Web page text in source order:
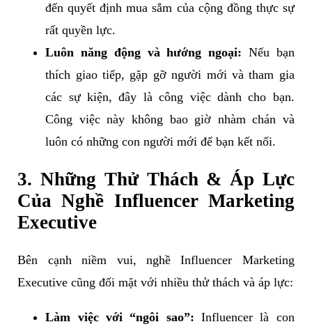
đến quyết định mua sắm của cộng đồng thực sự
rất quyền lực.
Luôn năng động và hướng ngoại: Nếu bạn
thích giao tiếp, gặp gỡ người mới và tham gia
các sự kiện, đây là công việc dành cho bạn.
Công việc này không bao giờ nhàm chán và
luôn có những con người mới để bạn kết nối.
3. Những Thử Thách & Áp Lực
Của Nghề Influencer Marketing
Executive
Bên cạnh niềm vui, nghề Influencer Marketing
Executive cũng đối mặt với nhiều thử thách và áp lực:
Làm việc với “ngôi sao”: Influencer là con